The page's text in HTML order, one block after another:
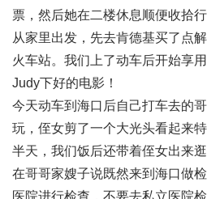
票，然后她在二楼休息顺便收拾
从家里出发，先去肯德基买了点
火车站。我们上了动车后开始享
Judy下好的电影！
今天动车到海口后自己打车去的
玩，侄女剪了一个大光头看起来
半天，我们饭后还带着侄女出来逛
在哥哥家嫂子说既然来到海口做
医院进行检查，不要去私立医院